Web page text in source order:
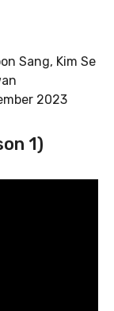
Sang, Kim Se
2023
1)